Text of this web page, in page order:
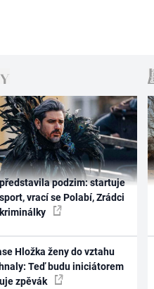
podzim: startuje
vrací se Polabí, Zrádci
Hložka ženy do vztahu
Teď budu iniciátorem
zpěvák